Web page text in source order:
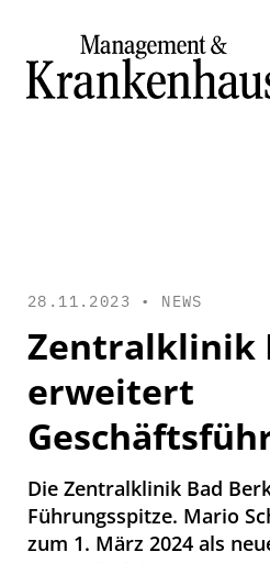
28.11.2023 • NEWS
Zentralklinik
erweitert
Die Zentralklinik Bad
Führungsspitze. Mario
zum 1. März 2024 als